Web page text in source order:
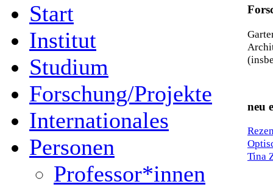
Start
Institut
Studium
Forschung/Projekte
Internationales
Personen
Professor*innen
neu
Tina